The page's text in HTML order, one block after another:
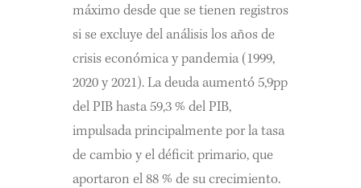
máximo desde que se tienen registros
si se excluye del análisis los años de
crisis económica y pandemia (1999,
2020 y 2021). La deuda aumentó 5,9pp
del PIB hasta 59,3 % del PIB,
impulsada principalmente por la tasa
de cambio y el déficit primario, que
aportaron el 88 % de su crecimiento.